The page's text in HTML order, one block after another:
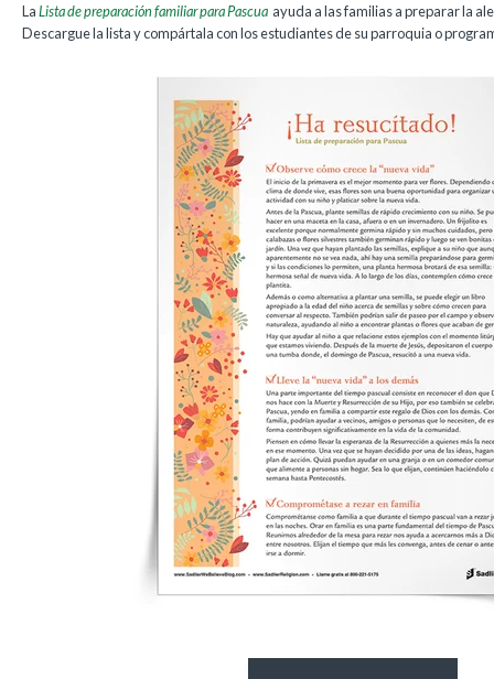
LaLista de preparación familiar para Pascua ayuda a las familias a preparar la
Descargue la lista y compártala con los estudiantes de su parroquia o